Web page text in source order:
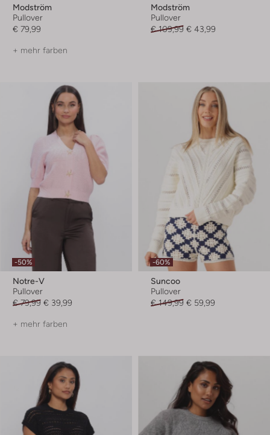
Modström
Pullover
€ 79,99
+ mehr farben
Modström
Pullover
€ 109,99 € 43,99
-50%
Notre-V
Pullover
€ 79,99 € 39,99
+ mehr farben
-60%
Suncoo
Pullover
€ 149,99 € 59,99